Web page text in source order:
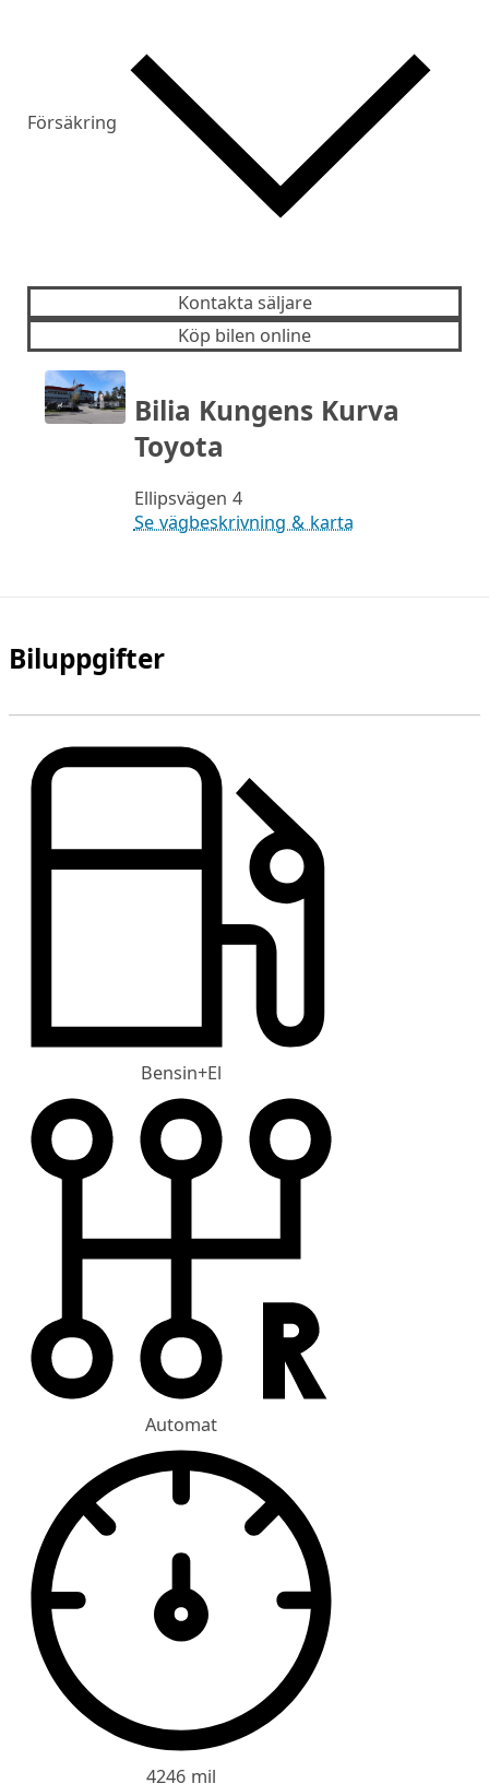
Försäkring
Kontakta säljare
Köp bilen online
Bilia Kungens Kurva
Toyota
Ellipsvägen 4
Se vägbeskrivning & karta
Biluppgifter
Bensin+El
Automat
4246 mil